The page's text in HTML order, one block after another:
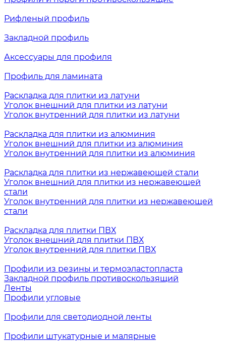
Рифленый профиль
Закладной профиль
Аксессуары для профиля
Профиль для ламината
Раскладка для плитки из латуни
Уголок внешний для плитки из латуни
Уголок внутренний для плитки из латуни
Раскладка для плитки из алюминия
Уголок внешний для плитки из алюминия
Уголок внутренний для плитки из алюминия
Раскладка для плитки из нержавеющей стали
Уголок внешний для плитки из нержавеющей
стали
Уголок внутренний для плитки из нержавеющей
стали
Раскладка для плитки ПВХ
Уголок внешний для плитки ПВХ
Уголок внутренний для плитки ПВХ
Профили из резины и термоэластопласта
Закладной профиль противоскользящий
Ленты
Профили угловые
Профили для светодиодной ленты
Профили штукатурные и малярные